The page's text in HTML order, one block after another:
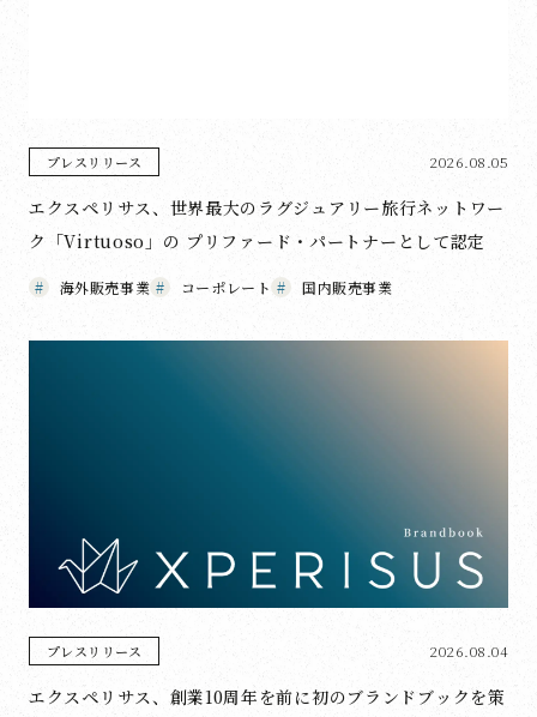
プレスリリース 2026.08.05
エクスペリサス、世界最大のラグジュアリー旅行ネットワー
ク「Virtuoso」の プリファード・パートナーとして認定
海外販売事業 コーポレート 国内販売事業
プレスリリース 2026.08.04
エクスペリサス、創業10周年を前に初のブランドブックを策